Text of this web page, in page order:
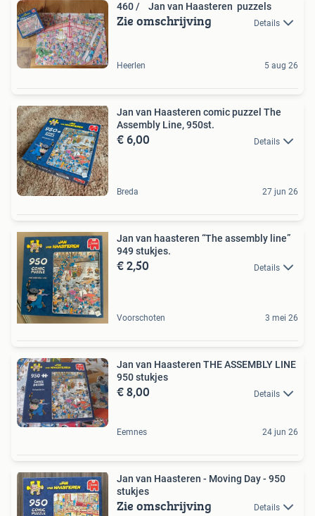
460 / Jan van Haasteren puzzels
Zie omschrijving Details
Heerlen 5 aug 26
Jan van Haasteren comic puzzel The
Assembly Line, 950st.
€ 6,00 Details
Breda 27 jun 26
Jan van haasteren “The assembly line”
949 stukjes.
€ 2,50 Details
Voorschoten 3 mei 26
Jan van Haasteren THE ASSEMBLY LINE
950 stukjes
€ 8,00 Details
Eemnes 24 jun 26
Jan van Haasteren - Moving Day - 950
stukjes
Zie omschrijving Details